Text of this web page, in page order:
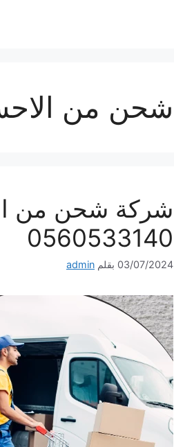
شحن من
شركة شحن من
0560533140
03/07/2024 بقلم admin